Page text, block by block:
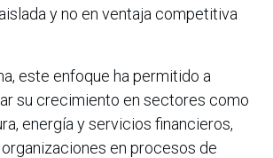
y no en ventaja competitiva
este enfoque ha permitido a
su crecimiento en sectores como
energía y servicios financieros,
en procesos de